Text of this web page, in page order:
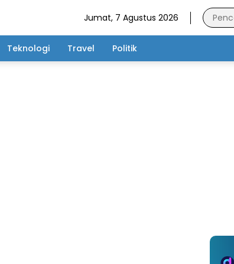
Jumat, 7 Agustus 2026
Teknologi Travel Politik